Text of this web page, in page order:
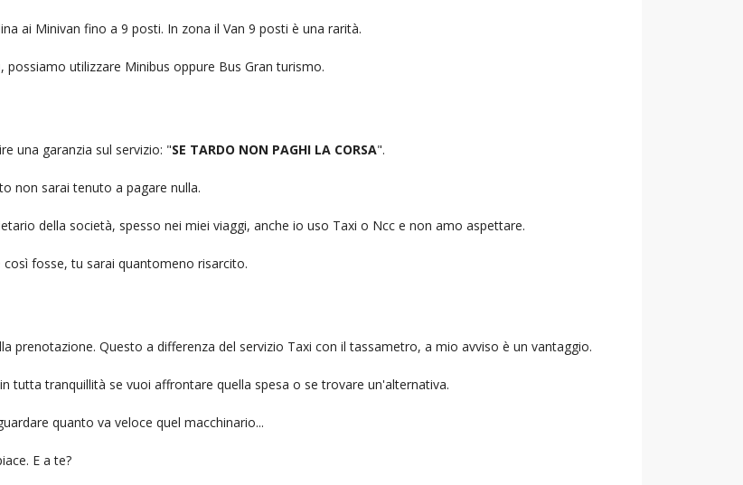
ai Minivan fino a 9 posti. In zona il Van 9 posti è una rarità.
utilizzare Minibus oppure Bus Gran turismo.
una garanzia sul servizio: "SE TARDO NON PAGHI LA CORSA".
non sarai tenuto a pagare nulla.
della società, spesso nei miei viaggi, anche io uso Taxi o Ncc e non amo aspettare.
fosse, tu sarai quantomeno risarcito.
prenotazione. Questo a differenza del servizio Taxi con il tassametro, a mio avviso è un vantaggio.
tutta tranquillità se vuoi affrontare quella spesa o se trovare un'alternativa.
quanto va veloce quel macchinario...
E a te?